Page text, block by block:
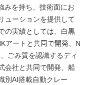
みを持ち、技術面にお
ューションを提供して
の実績としては、白黒
アートと共同で開発、N
ごみ質を認識するディ
会社と共同で開発、船
別AI搭載自動クレー